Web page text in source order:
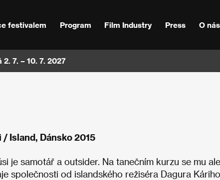
festivalem Program Film Industry Press O nás
2. 7. – 10. 7. 2027
/ Island, Dánsko 2015
je samotář a outsider. Na tanečním kurzu se mu
společnosti od islandského režiséra Dagura